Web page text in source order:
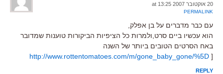
20 אוקטובר 2007 at 13:25
PERMALINK
עם כבר מדברים על בן אפלק,
הוא עכשיו ביים סרט,ולמרות כל הציפיות הביקורות טוענות שמדובר
באח הסרטים הטובים ביותר של השנה
[
http://www.rottentomatoes.com/m/gone_baby_gone/%5D
REPLY